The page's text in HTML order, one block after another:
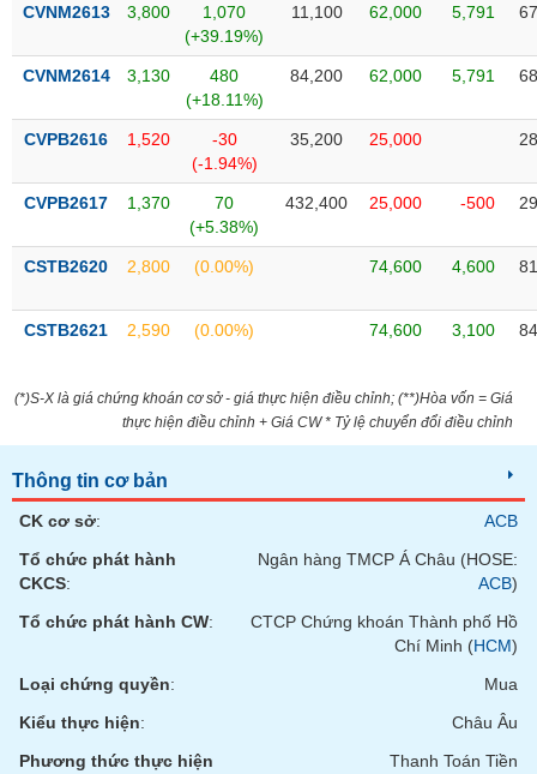
CVNM2613 3,800
1,070
(+39.19%)
11,100 62,000 5,791
CVNM2614 3,130
480
(+18.11%)
84,200 62,000 5,791
CVPB2616 1,520
-30
(-1.94%)
35,200 25,000
CVPB2617 1,370
70
(+5.38%)
432,400 25,000 -500
CSTB2620 2,800 (0.00%) 74,600 4,600
CSTB2621 2,590 (0.00%) 74,600 3,100
(*)S-X là giá chứng khoán cơ sở - giá thực hiện điều chỉnh; (**)Hòa vốn = Giá
thực hiện điều chỉnh + Giá CW * Tỷ lệ chuyển đổi điều chỉnh
Thông tin cơ bản
CK cơ sở:
ACB
Tổ chức phát hành
CKCS:
Ngân hàng TMCP Á Châu (HOSE:
ACB)
Tổ chức phát hành CW:
CTCP Chứng khoán Thành phố Hồ
Chí Minh (HCM)
Loại chứng quyền:
Mua
Kiểu thực hiện:
Châu Âu
Phương thức thực hiện
Thanh Toán Tiền
ÍCH
ĐỘNG
khoán
(-)
Lãnh
(-)
Tất cả Người nội bộ Cổ đông lớn
Tin
tức
(-)